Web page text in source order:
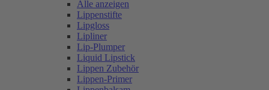
Alle anzeigen
Lippenstifte
Lipgloss
Lipliner
Lip-Plumper
Liquid Lipstick
Lippen Zubehör
Lippen-Primer